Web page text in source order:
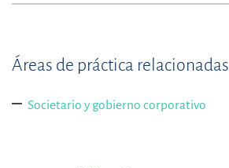
Áreas de práctica relacionadas
Societario y gobierno corporativo